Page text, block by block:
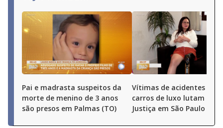
Pai e madrasta suspeitos da
morte de menino de 3 anos
são presos em Palmas (TO)
Vítimas de acidentes com
carros de luxo lutam por
Justiça em São Paulo